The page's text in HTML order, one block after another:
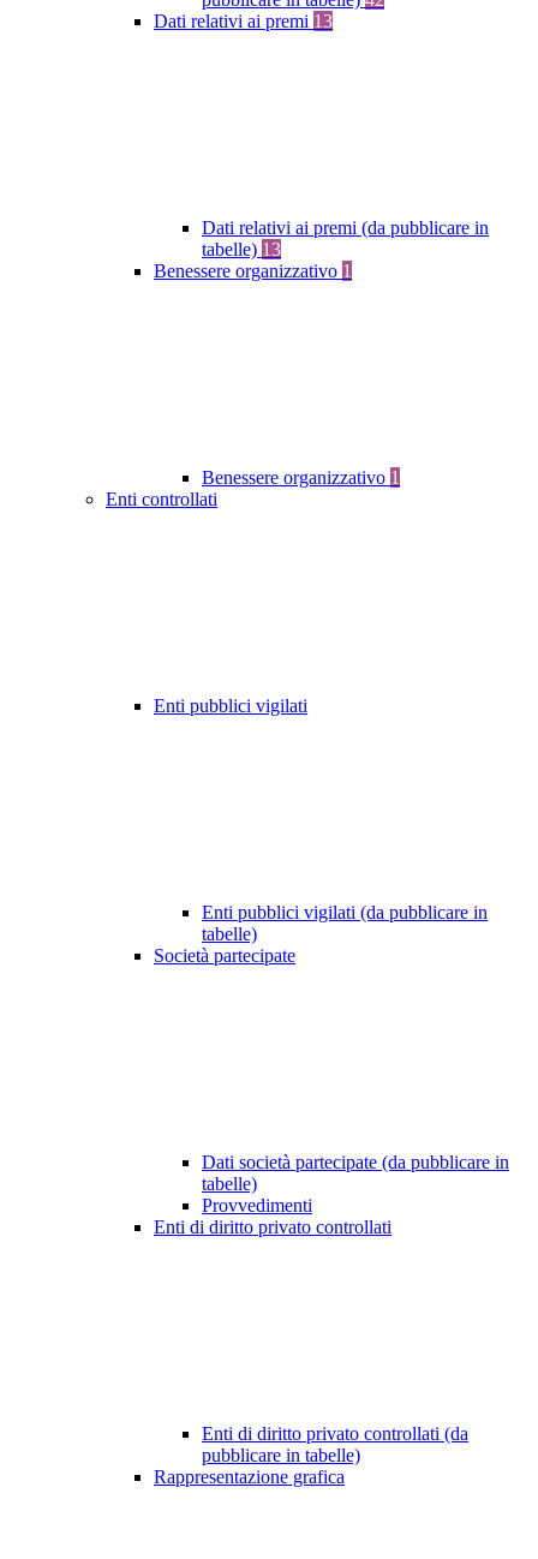
Dati relativi ai premi 13
Dati relativi ai premi (da pubblicare in
tabelle) 13
Benessere organizzativo 1
Benessere organizzativo 1
Enti controllati
Enti pubblici vigilati
Enti pubblici vigilati (da pubblicare in
tabelle)
Società partecipate
Dati società partecipate (da pubblicare in
tabelle)
Provvedimenti
Enti di diritto privato controllati
Enti di diritto privato controllati (da
pubblicare in tabelle)
Rappresentazione grafica